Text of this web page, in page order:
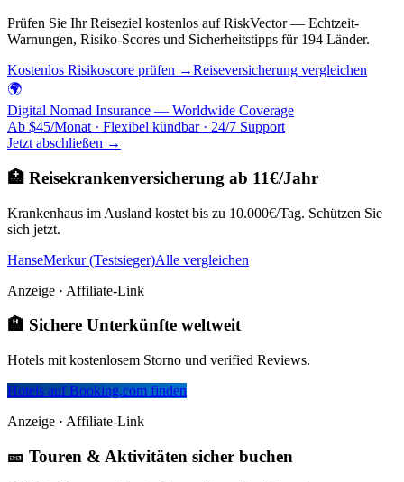
Prüfen Sie Ihr Reiseziel kostenlos auf RiskVector — Echtzeit-
Warnungen, Risiko-Scores und Sicherheitstipps für 194 Länder.
Kostenlos Risikoscore prüfen →Reiseversicherung vergleichen
🌍
Digital Nomad Insurance — Worldwide Coverage
Ab $45/Monat · Flexibel kündbar · 24/7 Support
Jetzt abschließen →
🏥 Reisekrankenversicherung ab 11€/Jahr
Krankenhaus im Ausland kostet bis zu 10.000€/Tag. Schützen Sie
sich jetzt.
HanseMerkur (Testsieger)Alle vergleichen
Anzeige · Affiliate-Link
🏨 Sichere Unterkünfte weltweit
Hotels mit kostenlosem Storno und verified Reviews.
Hotels auf Booking.com finden
Anzeige · Affiliate-Link
🎫 Touren & Aktivitäten sicher buchen